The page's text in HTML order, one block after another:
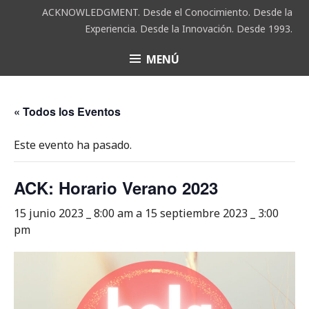
ACKNOWLEDGMENT. Desde el Conocimiento. Desde la
Experiencia. Desde la Innovación. Desde 1993.
ACK MENÚ
« Todos los Eventos
Este evento ha pasado.
ACK: Horario Verano 2023
15 junio 2023 _ 8:00 ama 15 septiembre 2023 _ 3:00
pm